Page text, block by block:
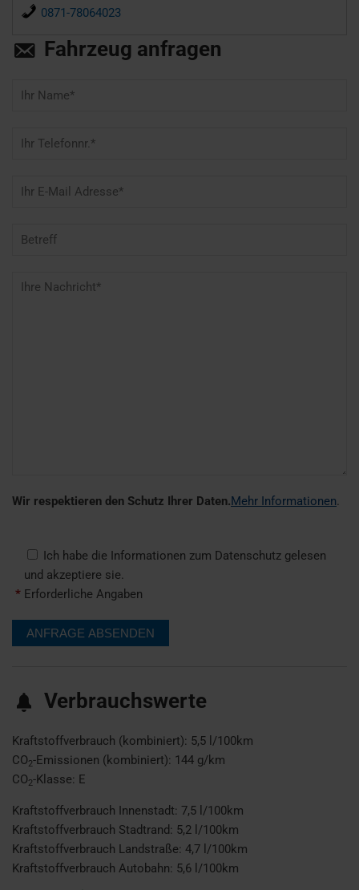
0871-78064023
Fahrzeug anfragen
Wir respektieren den Schutz Ihrer Daten.Mehr Informationen.
Ich habe die Informationen zum Datenschutz gelesen
und akzeptiere sie.
* Erforderliche Angaben
Verbrauchswerte
Kraftstoffverbrauch (kombiniert): 5,5 l/100km
CO2-Emissionen (kombiniert): 144 g/km
CO2-Klasse: E
Kraftstoffverbrauch Innenstadt: 7,5 l/100km
Kraftstoffverbrauch Stadtrand: 5,2 l/100km
Kraftstoffverbrauch Landstraße: 4,7 l/100km
Kraftstoffverbrauch Autobahn: 5,6 l/100km